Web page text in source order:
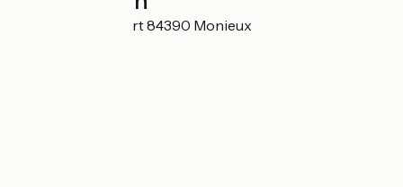
1, Place Jean Gabert 84390 Monieux